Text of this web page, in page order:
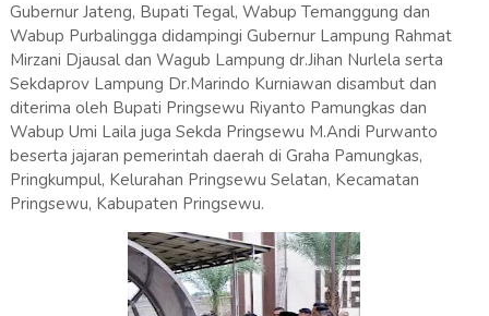
Gubernur Jateng, Bupati Tegal, Wabup Temanggung dan
Wabup Purbalingga didampingi Gubernur Lampung Rahmat
Mirzani Djausal dan Wagub Lampung dr.Jihan Nurlela serta
Sekdaprov Lampung Dr.Marindo Kurniawan disambut dan
diterima oleh Bupati Pringsewu Riyanto Pamungkas dan
Wabup Umi Laila juga Sekda Pringsewu M.Andi Purwanto
beserta jajaran pemerintah daerah di Graha Pamungkas,
Pringkumpul, Kelurahan Pringsewu Selatan, Kecamatan
Pringsewu, Kabupaten Pringsewu.